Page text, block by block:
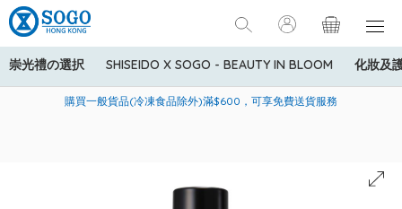
崇光禮の選択 SHISEIDO X SOGO - BEAUTY IN BLOOM 化妝及
美國運通Explorer®信用卡會員購物禮遇：高達5%簽賬回贈！
購買一般貨品(冷凍食品除外)滿$600，可享免費送貨服務
寄送中國內地服務只適用於指定商品，若訂單金額少於HK$600(折